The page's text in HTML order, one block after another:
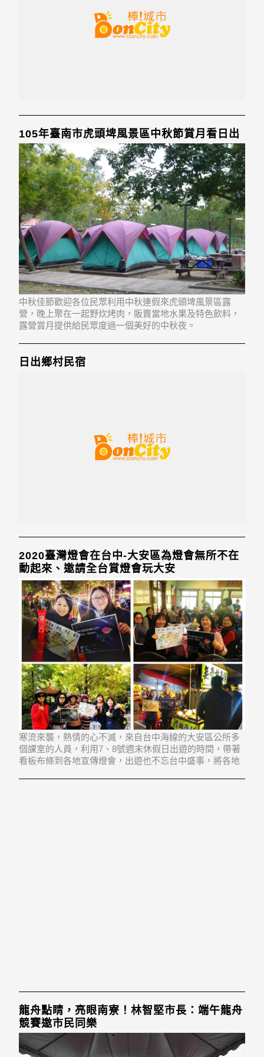
105年臺南市虎頭埤風景區中秋節賞月看日出
中秋佳節歡迎各位民眾利用中秋連假來虎頭埤風景區露
營，晚上聚在一起野炊烤肉，販賣當地水果及特色飲料，
露營賞月提供給民眾度過一個美好的中秋夜。
日出鄉村民宿
2020臺灣燈會在台中-大安區為燈會無所不在
動起來、邀請全台賞燈會玩大安
寒流來襲，熱情的心不滅，來自台中海線的大安區公所多
個課室的人員，利用7、8號週末休假日出遊的時間，帶著
看板布條到各地宣傳燈會，出遊也不忘台中盛事，將各地
龍舟點睛，亮眼南寮！林智堅市長：端午龍舟
競賽邀市民同樂